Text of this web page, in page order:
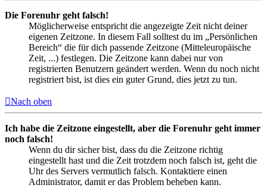
Die Forenuhr geht falsch!
Möglicherweise entspricht die angezeigte Zeit nicht deiner
eigenen Zeitzone. In diesem Fall solltest du im „Persönlichen
Bereich“ die für dich passende Zeitzone (Mitteleuropäische
Zeit, ...) festlegen. Die Zeitzone kann dabei nur von
registrierten Benutzern geändert werden. Wenn du noch nicht
registriert bist, ist dies ein guter Grund, dies jetzt zu tun.
Nach oben
Ich habe die Zeitzone eingestellt, aber die Forenuhr geht immer
noch falsch!
Wenn du dir sicher bist, dass du die Zeitzone richtig
eingestellt hast und die Zeit trotzdem noch falsch ist, geht die
Uhr des Servers vermutlich falsch. Kontaktiere einen
Administrator, damit er das Problem beheben kann.